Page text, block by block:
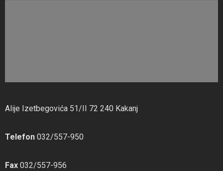
Alije Izetbegovića 51/II 72 240 Kakanj
Telefon 032/557-950
Fax 032/557-956